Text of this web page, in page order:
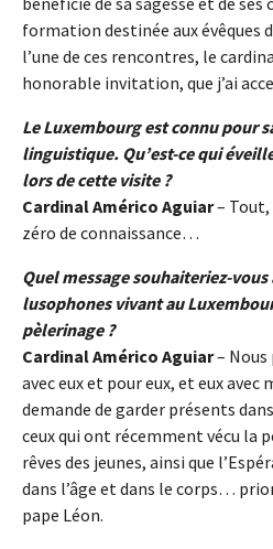
formation destinée aux évêques
l’une de ces rencontres, le
honorable invitation, que j’ai
Le Luxembourg est connu pour
linguistique. Qu’est-ce qui
lors de cette visite ?
Cardinal Américo Aguiar– Tout,
zéro de connaissance…
Quel message souhaiteriez-
lusophones vivant au
pèlerinage ?
Cardinal Américo Aguiar– Nous
avec eux et pour eux, et eux
demande de garder présents
ceux qui ont récemment vécu la
rêves des jeunes, ainsi que
dans l’âge et dans le corps…
pape Léon.